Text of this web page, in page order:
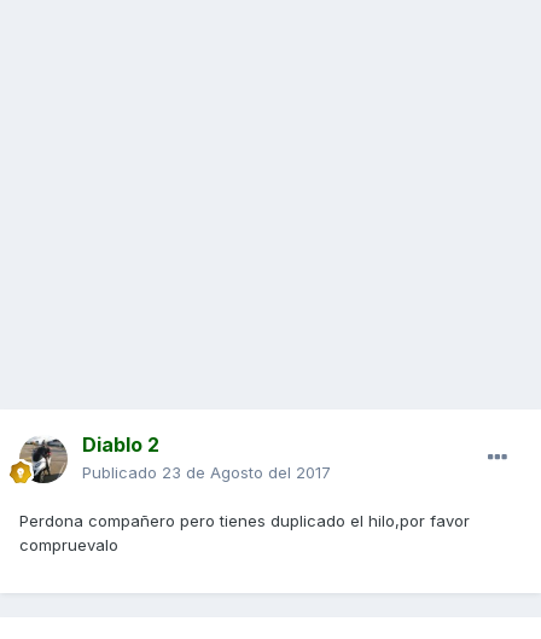
Diablo 2
Publicado 23 de Agosto del 2017
Perdona compañero pero tienes duplicado el hilo,por favor
compruevalo